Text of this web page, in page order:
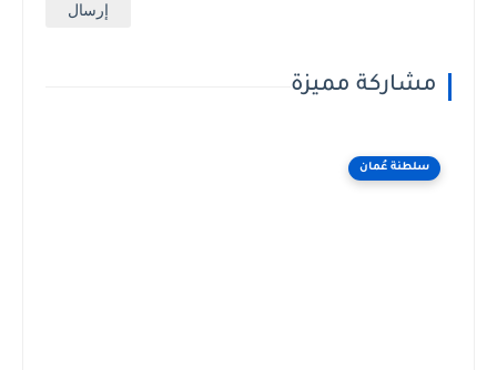
مشاركة مميزة
سلطنة عُمان